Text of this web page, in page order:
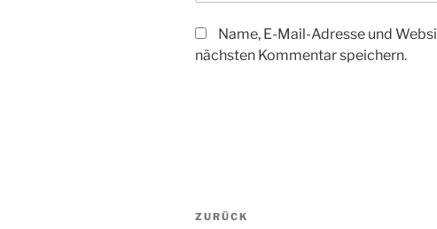
Name, E-Mail-Adresse und
nächsten Kommentar speichern.
Beitragsnavigation
Vorheriger
ZURÜCK